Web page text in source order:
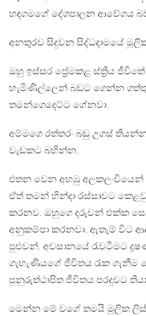
හඳගමගේ දේශපාලන ආවේගය
අනතුරව සිදුවන සිද්ධදාමයේ
ඔහු ඉස්සර ප්‍රේමකළ ස්ත්‍රිය
හැමිණිල්ලෙන් බඩට ගෙන්න
තමන්ගෙදෙට්ට ගේනවා.
අම්මගෙ රත්තරං බඩු උගස්
වැඩකට බහින්න.
එතන වෙන අහඹු අලකලංචියෙන්
ඒත් තමන් හින්දා රස්සාවට
කරනව. ඔහුගෙ දරුවන් එක්ක
අනුකම්පා කරනවා. ඇතැම් විට
පුළුවන්. අවසානයේ රැවටීමට
ගැහැණියගේ ජීවිතය රැක
පුනුරුත්ථාපිත ජීවිතය පරදුවට
මෙන්න මේ වගේ තමයි මූලික